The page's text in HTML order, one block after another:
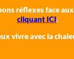
réflexes face
cliquant ICI.
vivre avec la